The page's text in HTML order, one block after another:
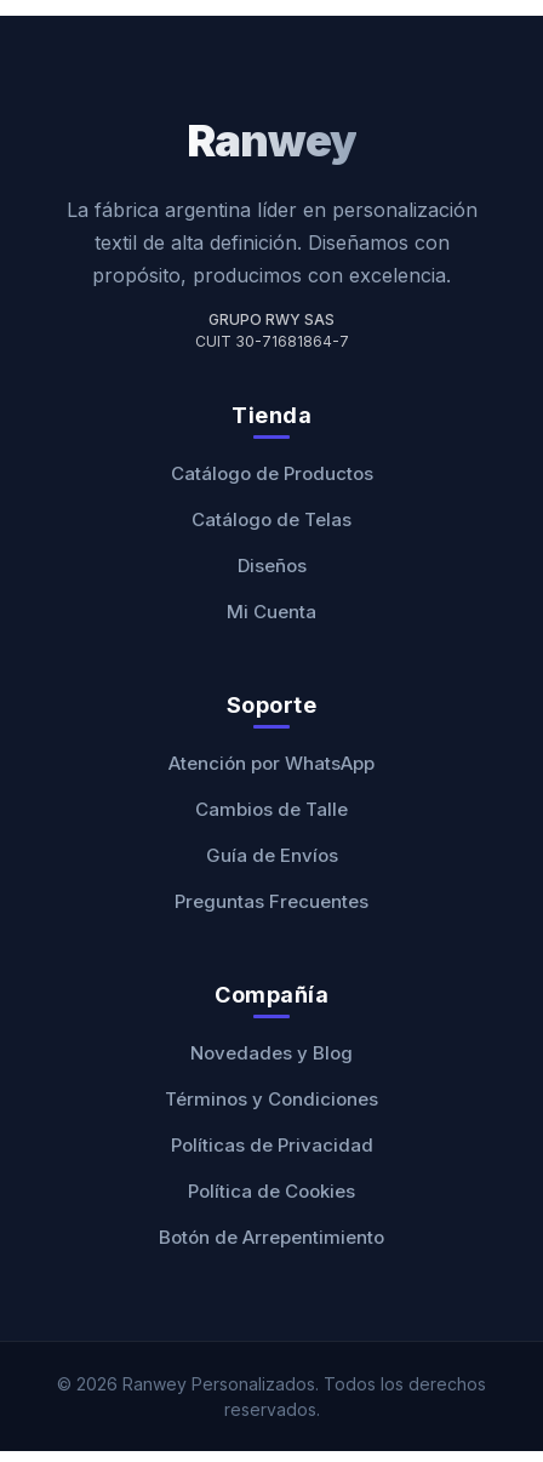
Ranwey
La fábrica argentina líder en personalización
textil de alta definición. Diseñamos con
propósito, producimos con excelencia.
GRUPO RWY SAS
CUIT 30-71681864-7
Tienda
Catálogo de Productos
Catálogo de Telas
Diseños
Mi Cuenta
Soporte
Atención por WhatsApp
Cambios de Talle
Guía de Envíos
Preguntas Frecuentes
Compañía
Novedades y Blog
Términos y Condiciones
Políticas de Privacidad
Política de Cookies
Botón de Arrepentimiento
© 2026 Ranwey Personalizados. Todos los derechos
reservados.